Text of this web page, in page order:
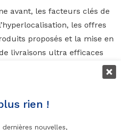
avant, les facteurs clés de
les offres
proposés et la mise en
livraisons ultra efficaces
sur les marchés, au
de coiffure, les
Internet, les africaines
« le » produit qui satisfera
de Beauté. Ces dernières
rien !
nouvelles,